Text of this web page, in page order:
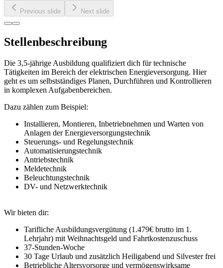
Previous slide Next slide
Stellenbeschreibung
Die 3,5-jährige Ausbildung qualifiziert dich für technische
Tätigkeiten im Bereich der elektrischen Energieversorgung. Hier
geht es um selbstständiges Planen, Durchführen und Kontrollieren
in komplexen Aufgabenbereichen.
Dazu zählen zum Beispiel:
Installieren, Montieren, Inbetriebnehmen und Warten von
Anlagen der Energieversorgungstechnik
Steuerungs- und Regelungstechnik
Automatisierungstechnik
Antriebstechnik
Meldetechnik
Beleuchtungstechnik
DV- und Netzwerktechnik
Wir bieten dir:
Tarifliche Ausbildungsvergütung (1.479€ brutto im 1.
Lehrjahr) mit Weihnachtsgeld und Fahrtkostenzuschuss
37-Stunden-Woche
30 Tage Urlaub und zusätzlich Heiligabend und Silvester frei
Betriebliche Altersvorsorge und vermögenswirksame